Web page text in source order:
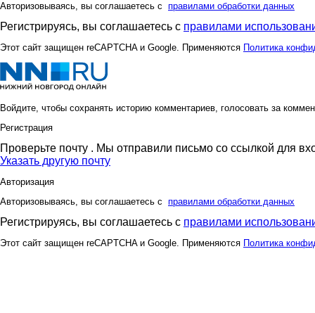
Авторизовываясь, вы соглашаетесь с правилами обработки данных
Регистрируясь, вы соглашаетесь с правилами
Этот сайт защищен reCAPTCHA и Google. Применяются Политика
Войдите, чтобы сохранять историю комментариев, голосовать за
Регистрация
Проверьте почту . Мы отправили письмо со ссылкой для
Указать другую почту
Авторизация
Авторизовываясь, вы соглашаетесь с правилами обработки данных
Регистрируясь, вы соглашаетесь с правилами
Этот сайт защищен reCAPTCHA и Google. Применяются Политика